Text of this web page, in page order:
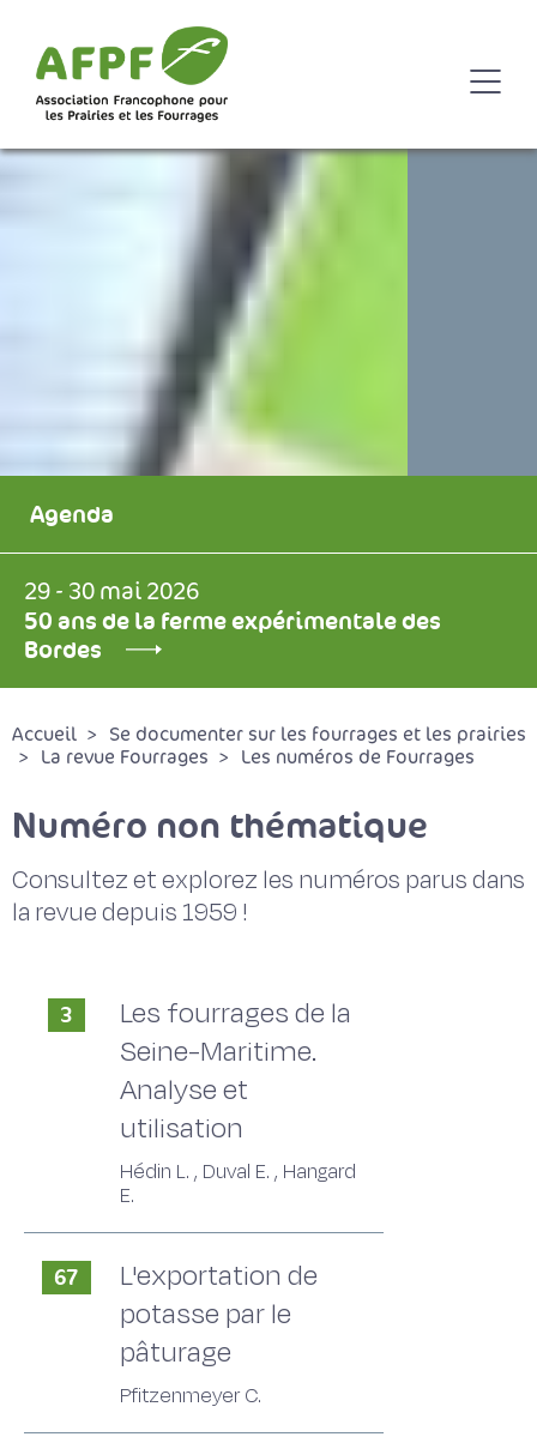
Agenda
29 - 30 mai 2026
50 ans de la ferme expérimentale des
Bordes
Accueil
Se documenter sur les fourrages et les prairies
La revue Fourrages
Les numéros de Fourrages
Numéro non thématique
Consultez et explorez les numéros parus dans
la revue depuis 1959 !
3
Les fourrages de la
Seine-Maritime.
Analyse et
utilisation
Hédin L. , Duval E. , Hangard
E.
67
L'exportation de
potasse par le
pâturage
Pfitzenmeyer C.